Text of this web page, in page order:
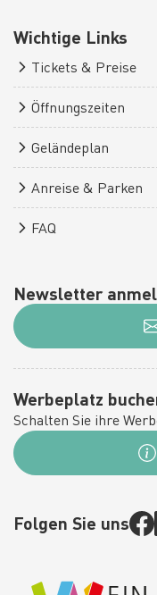
Wichtige Links
Tickets & Preise
Öffnungszeiten
Geländeplan
Anreise & Parken
FAQ
Newsletter
Werbeplatz
Schalten Sie ihre
Folgen Sie uns